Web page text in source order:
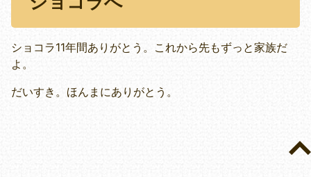
ショコラ11年間ありがとう。これから先もずっと家族だ
よ。
だいすき。ほんまにありがとう。